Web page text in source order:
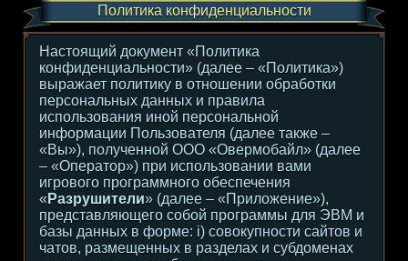
Политика конфиденциальности
Настоящий документ «Политика
конфиденциальности» (далее – «Политика»)
выражает политику в отношении обработки
персональных данных и правила
использования иной персональной
информации Пользователя (далее также –
«Вы»), полученной ООО «Овермобайл» (далее
– «Оператор») при использовании вами
игрового программного обеспечения
«Разрушители» (далее – «Приложение»),
представляющего собой программы для ЭВМ и
базы данных в форме: i) совокупности сайтов и
чатов, размещенных в разделах и субдоменах